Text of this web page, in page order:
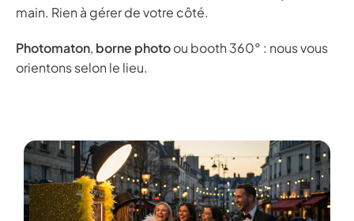
main. Rien à gérer de votre côté.
Photomaton, borne photoou booth 360° : nous vous
orientons selon le lieu.